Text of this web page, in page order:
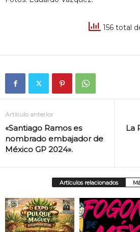
156 total
Artículo anterior
«Santiago Ramos es
nombrado embajador de
México GP 2024».
La
Artículos relacionados